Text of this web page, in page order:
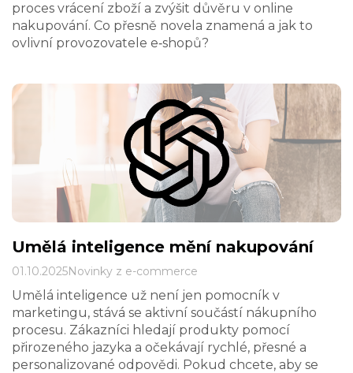
proces vrácení zboží a zvýšit důvěru v online
nakupování. Co přesně novela znamená a jak to
ovlivní provozovatele e‑shopů?
Umělá inteligence mění nakupování
01.10.2025Novinky z e-commerce
Umělá inteligence už není jen pomocník v
marketingu, stává se aktivní součástí nákupního
procesu. Zákazníci hledají produkty pomocí
přirozeného jazyka a očekávají rychlé, přesné a
personalizované odpovědi. Pokud chcete, aby se